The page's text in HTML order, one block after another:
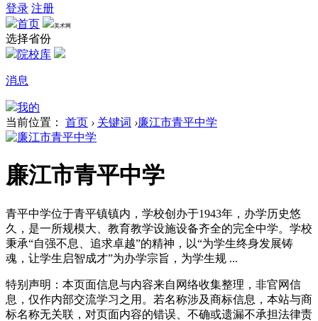
登录 注册
首页
美术网
选择省份
院校库
消息
我的
当前位置：
首页 › 关键词 ›廉江市青平中学
廉江市青平中学
青平中学位于青平镇镇内，学校创办于1943年，办学历史悠
久，是一所规模大、教育教学设施设备齐全的完全中学。学校
秉承“自强不息、追求卓越”的精神，以“为学生终身发展铸
魂，让学生启智成才”为办学宗旨，为学生规 ...
特别声明：本页面信息与内容来自网络收集整理，非官网信
息，仅作内部交流学习之用。若名称涉及商标信息，本站与商
标名称无关联，对页面内容的错误、不确或遗漏不承担法律责